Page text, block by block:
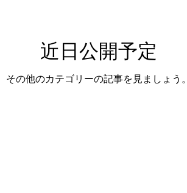
近日公開予定
その他のカテゴリーの記事を見ましょう。